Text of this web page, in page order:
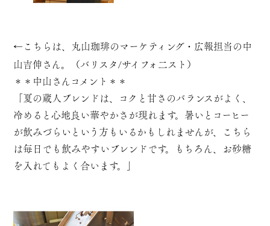
←こちらは、 丸山珈琲のマーケティング・広報担当の中
山吉伸さん。（バリスタ/サイフォ二スト）
＊＊中山さんコメント＊＊
「夏の蔵人ブレンドは、コクと甘さのバランスがよく、
冷めると心地良い華やかさが現れます。暑いとコーヒー
が飲みづらいという方もいるかもしれませんが、こちら
は毎日でも飲みやすいブレンドです。もちろん、お砂糖
を入れてもよく合います。」